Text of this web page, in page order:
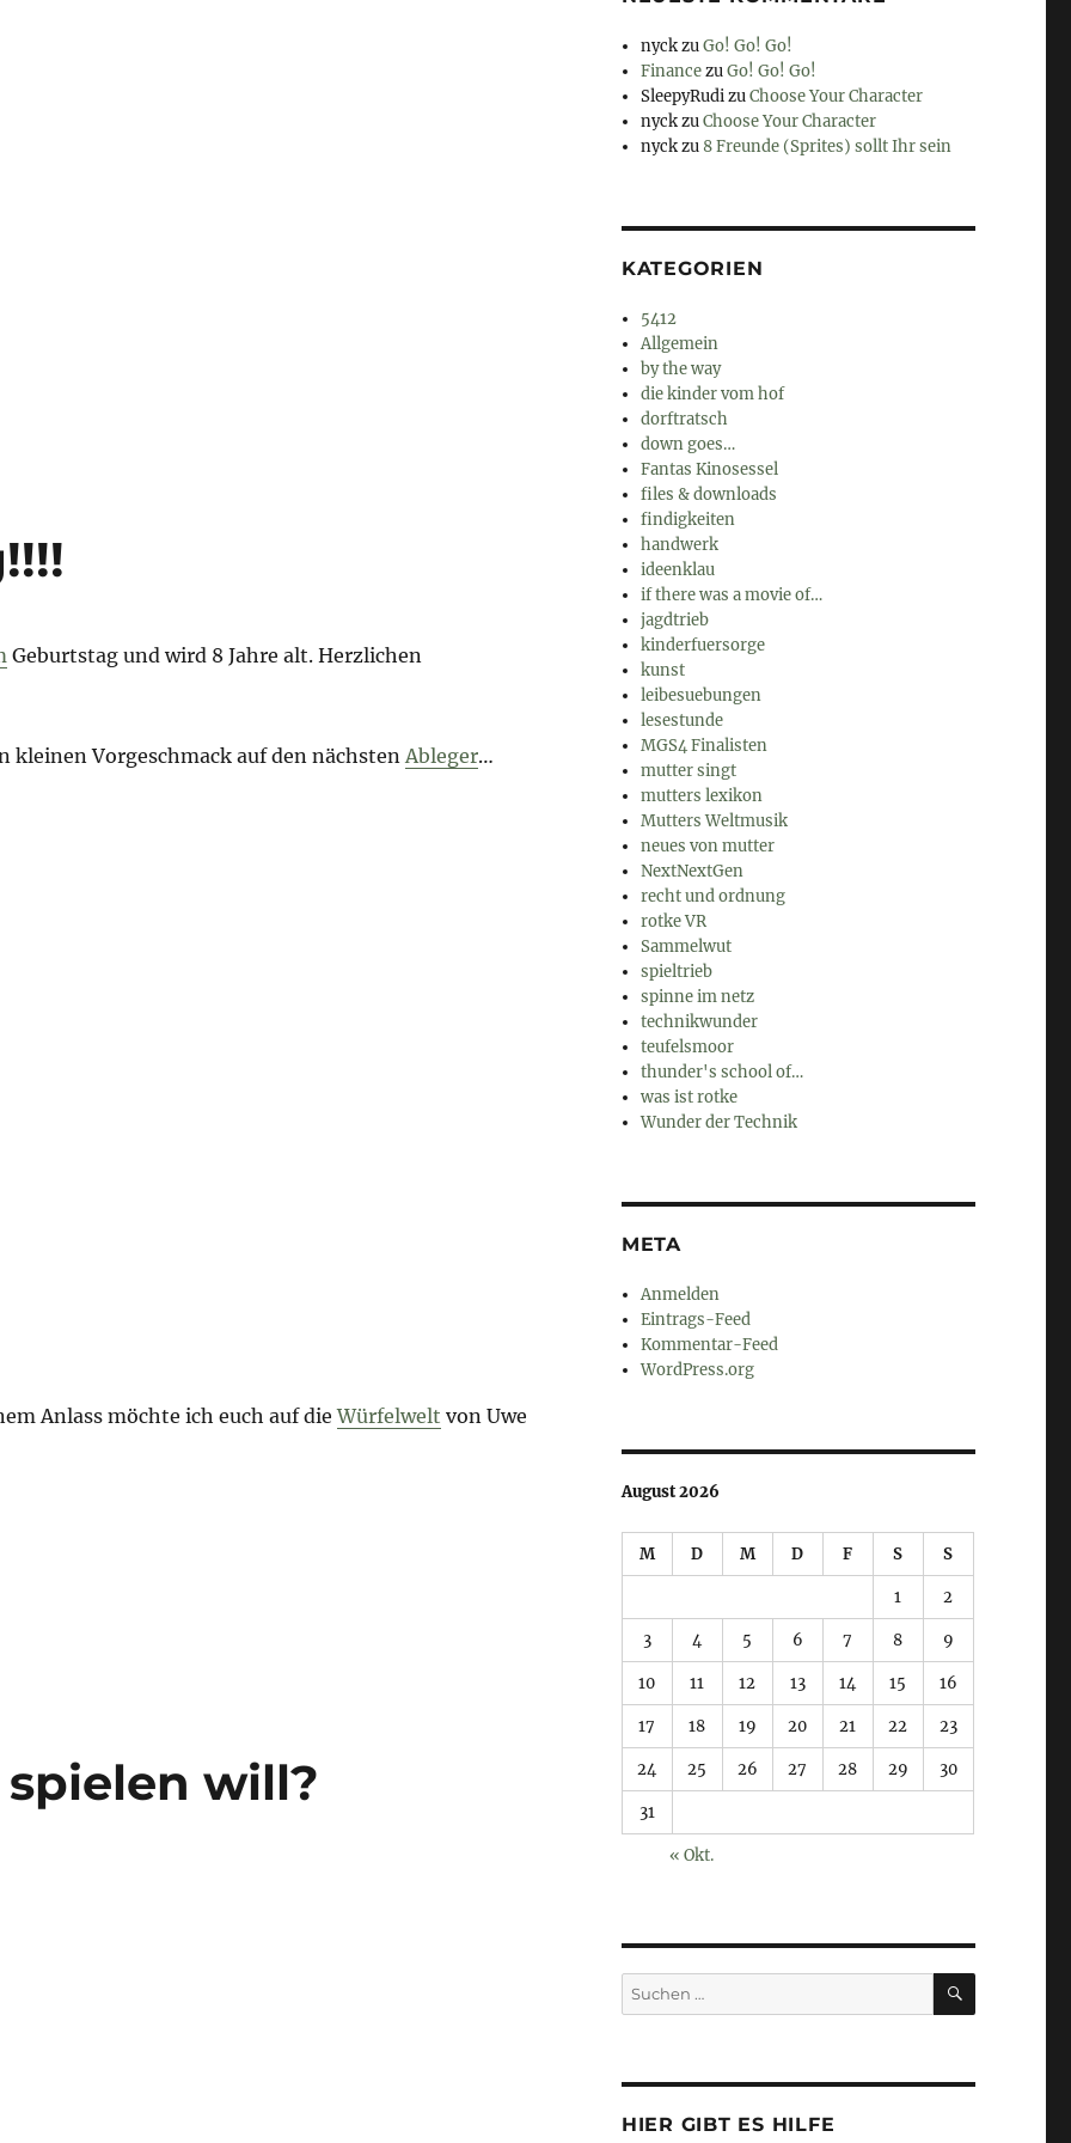
Geburtstag und wird 8 Jahre alt. Herzlichen
kleinen Vorgeschmack auf den nächsten Ableger…
Anlass möchte ich euch auf dieWürfelwelt von Uwe
will?
nyckzuGo! Go! Go!
FinancezuGo! Go! Go!
SleepyRudizuChoose Your Character
nyckzuChoose Your Character
nyckzu 8 Freunde (Sprites) sollt Ihr sein
KATEGORIEN
5412
Allgemein
by the way
die kinder vom hof
dorftratsch
down goes…
Fantas Kinosessel
files & downloads
findigkeiten
handwerk
ideenklau
if there was a movie of…
jagdtrieb
kinderfuersorge
kunst
leibesuebungen
lesestunde
MGS4 Finalisten
mutter singt
mutters lexikon
Mutters Weltmusik
neues von mutter
NextNextGen
recht und ordnung
rotke VR
Sammelwut
spieltrieb
spinne im netz
technikwunder
teufelsmoor
thunder's school of…
was ist rotke
Wunder der Technik
META
Anmelden
Eintrags-Feed
Kommentar-Feed
WordPress.org
August 2026
M D M D F S S
1 2
3 4 5 6 7 8 9
10 11 12 13 14 15 16
17 18 19 20 21 22 23
24 25 26 27 28 29 30
31
« Okt.
Suchen
nach:
SUCHEN
HIER GIBT ES HILFE